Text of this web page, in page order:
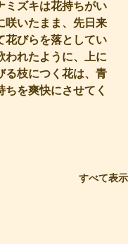
ズキは花持ちがい
咲いたまま、先日来
花びらを落としてい
われたように、上に
る枝につく花は、青
ちを爽快にさせてく
すべて表示